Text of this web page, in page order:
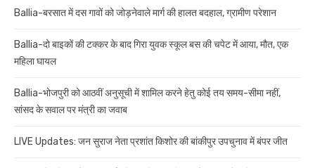
Ballia-बरसात में दस गावों को जोड़नेवाले मार्ग की हालत बदहाल, ग्रामीण परेशान
Ballia-दो बाइकों की टक्कर के बाद गिरा युवक स्कूल बस की चपेट में आया, मौत, एक
महिला घायल
Ballia-भोजपुरी को आठवीं अनुसूची में शामिल करने हेतु कोई तय समय-सीमा नहीं,
सांसद के सवाल पर मंत्री का जवाब
LIVE Updates: जन सुराज नेता प्रशांत किशोर की बांकीपुर उपचुनाव में बंपर जीत